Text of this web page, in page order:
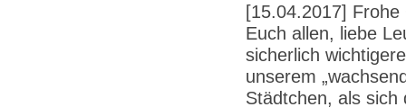
[15.04.2017] Frohe
Euch allen, liebe
sicherlich
unserem
Städtchen, als sich